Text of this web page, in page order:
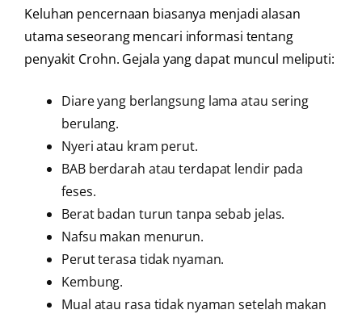
Keluhan pencernaan biasanya menjadi alasan
utama seseorang mencari informasi tentang
penyakit Crohn. Gejala yang dapat muncul meliputi:
Diare yang berlangsung lama atau sering
berulang.
Nyeri atau kram perut.
BAB berdarah atau terdapat lendir pada
feses.
Berat badan turun tanpa sebab jelas.
Nafsu makan menurun.
Perut terasa tidak nyaman.
Kembung.
Mual atau rasa tidak nyaman setelah makan